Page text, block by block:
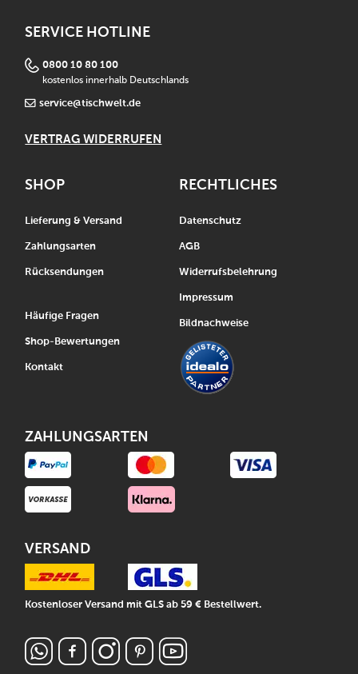
SERVICE HOTLINE
0800 10 80 100
kostenlos innerhalb Deutschlands
service@tischwelt.de
VERTRAG WIDERRUFEN
SHOP
Lieferung & Versand
Zahlungsarten
Rücksendungen
Häufige Fragen
Shop-Bewertungen
Kontakt
RECHTLICHES
Datenschutz
AGB
Widerrufsbelehrung
Impressum
Bildnachweise
ZAHLUNGSARTEN
VERSAND
Kostenloser Versand mit GLS ab 59 € Bestellwert.